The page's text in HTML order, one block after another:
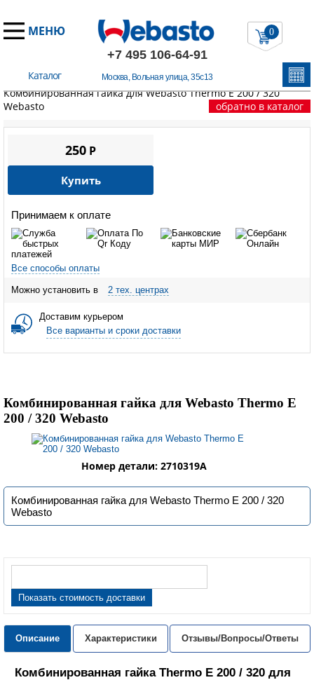
МЕНЮ
+7 495 106-64-91
Москва, Вольная улица, 35с13
Каталог
0
Главная / Запчасти Вебасто/Thermo Е серия
Комбинированная гайка для Webasto Thermo Е 200 / 320
Webasto
обратно в каталог
Принимаем к оплате
Все способы оплаты
Можно установить в 2 тех. центрах
Доставим курьером
Все варианты и сроки доставки
250 P
Купить
Комбинированная гайка для Webasto Thermo Е
200 / 320 Webasto
Номер детали: 2710319A
Комбинированная гайка для Webasto Thermo Е 200 / 320
Webasto
Показать стоимость доставки
Описание Характеристики Отзывы/Вопросы/Ответы
Комбинированная гайка Thermo Е 200 / 320 для